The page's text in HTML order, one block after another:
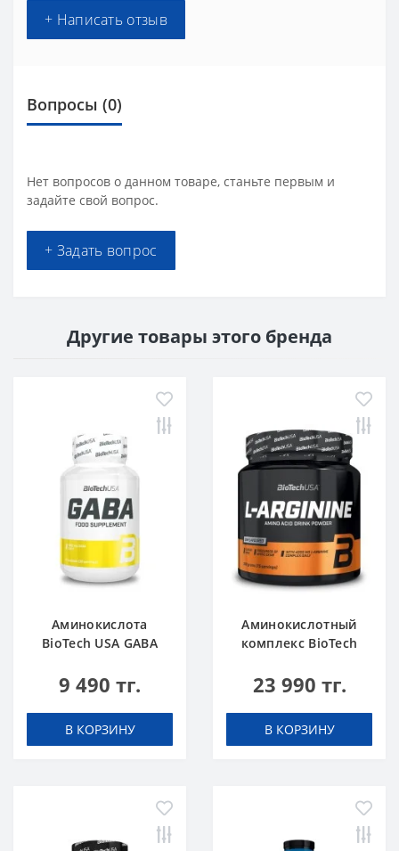
+ Написать отзыв
Вопросы (0)
Нет вопросов о данном товаре, станьте первым и
задайте свой вопрос.
+ Задать вопрос
Другие товары этого бренда
Аминокислота
BioTech USA GABA
капсул
9 490 тг.
В КОРЗИНУ
Аминокислотный
комплекс BioTech
unflavoured 300 g
23 990 тг.
В КОРЗИНУ